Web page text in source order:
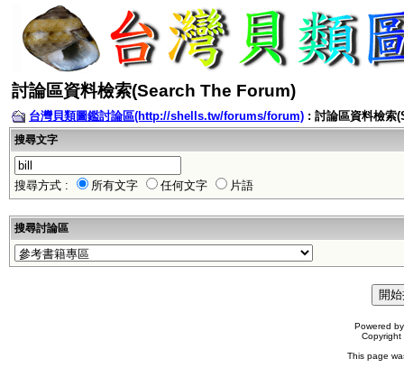
討論區資料檢索(Search The Forum)
台灣貝類圖鑑討論區(http://shells.tw/forums/forum) : 討論區資料檢索
搜尋文字
搜尋方式 : 所有文字 任何文字 片語
搜尋討論區
Powered
This page